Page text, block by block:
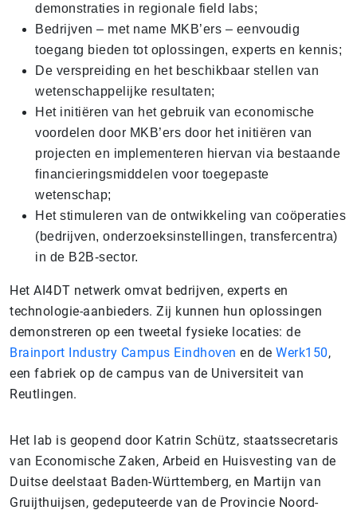
demonstraties in regionale field labs;
Bedrijven – met name MKB’ers – eenvoudig
toegang bieden tot oplossingen, experts en kennis;
De verspreiding en het beschikbaar stellen van
wetenschappelijke resultaten;
Het initiëren van het gebruik van economische
voordelen door MKB’ers door het initiëren van
projecten en implementeren hiervan via bestaande
financieringsmiddelen voor toegepaste
wetenschap;
Het stimuleren van de ontwikkeling van coöperaties
(bedrijven, onderzoeksinstellingen, transfercentra)
in de B2B-sector.
Het AI4DT netwerk omvat bedrijven, experts en
technologie-aanbieders. Zij kunnen hun oplossingen
demonstreren op een tweetal fysieke locaties: de
Brainport Industry Campus Eindhoven en de Werk150,
een fabriek op de campus van de Universiteit van
Reutlingen.
Het lab is geopend door Katrin Schütz, staatssecretaris
van Economische Zaken, Arbeid en Huisvesting van de
Duitse deelstaat Baden-Württemberg, en Martijn van
Gruijthuijsen, gedeputeerde van de Provincie Noord-